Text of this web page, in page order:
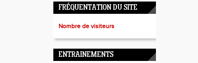
FRÉQUENTATION DU SITE
Nombre de visiteurs
ENTRAINEMENTS